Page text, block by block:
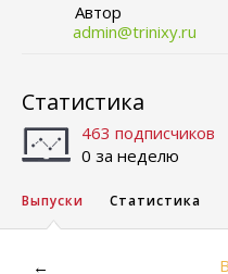
Автор
admin@trinixy.ru
Статистика
463 подписчиков
0 за неделю
Выпуски Статистика
←